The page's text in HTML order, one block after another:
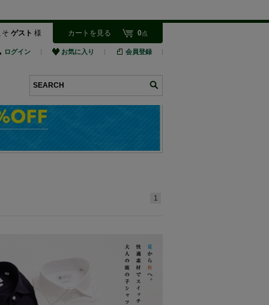
そ ゲスト 様 カートを見る 0点
ログイン お気に入り 会員登録
1